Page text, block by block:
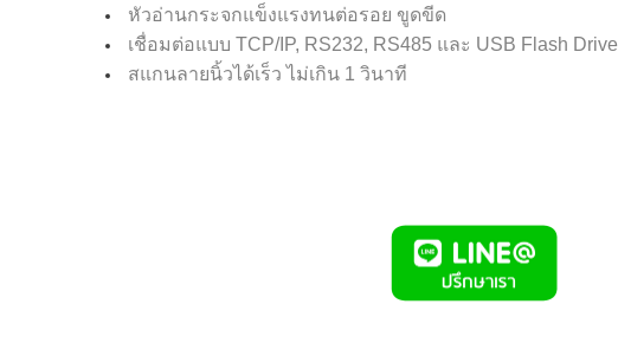
หัวอ่านกระจกแข็งแรงทนต่อรอย ขูดขีด
เชื่อมต่อแบบ TCP/IP, RS232, RS485 และ USB Flash Drive
สแกนลายนิ้วได้เร็ว ไม่เกิน 1 วินาที